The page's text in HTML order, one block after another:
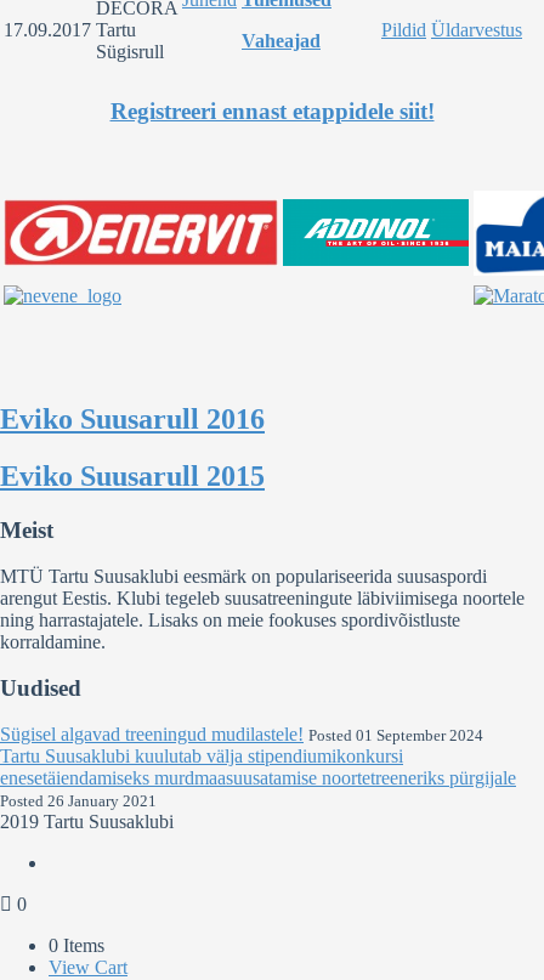
17.09.2017
DECORA
Tartu
Sügisrull
Vaheajad
Pildid Üldarvestus
Registreeri ennast etappidele siit!
Eviko Suusarull 2016
Eviko Suusarull 2015
Meist
MTÜ Tartu Suusaklubi eesmärk on populariseerida suusaspordi
arengut Eestis. Klubi tegeleb suusatreeningute läbiviimisega noortele
ning harrastajatele. Lisaks on meie fookuses spordivõistluste
korraldamine.
Uudised
Sügisel algavad treeningud mudilastele! Posted 01 September 2024
Tartu Suusaklubi kuulutab välja stipendiumikonkursi
enesetäiendamiseks murdmaasuusatamise noortetreeneriks pürgijale
Posted 26 January 2021
2019 Tartu Suusaklubi
0
0 Items
View Cart